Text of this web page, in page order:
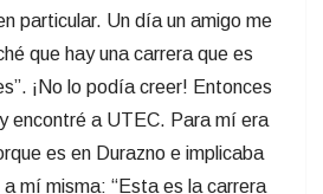
particular. Un día un amigo me
que hay una carrera que es
¡No lo podía creer! Entonces
encontré a UTEC. Para mí era
es en Durazno e implicaba
mí misma: “Esta es la carrera